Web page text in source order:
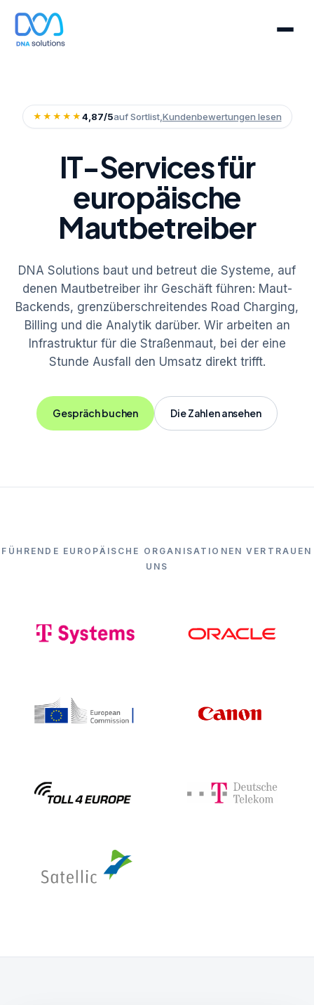
★★★★★ 4,87/5auf Sortlist, Kundenbewertungen lesen
IT-Services für
europäische
Mautbetreiber
DNA Solutions baut und betreut die Systeme, auf
denen Mautbetreiber ihr Geschäft führen: Maut-
Backends, grenzüberschreitendes Road Charging,
Billing und die Analytik darüber. Wir arbeiten an
Infrastruktur für die Straßenmaut, bei der eine
Stunde Ausfall den Umsatz direkt trifft.
Gespräch buchen Die Zahlen ansehen
FÜHRENDE EUROPÄISCHE ORGANISATIONEN VERTRAUEN
UNS